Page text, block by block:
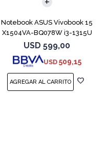
Notebook ASUS Vivobook 15
X1504VA-BQ078W i3-1315U
512GB 8GB
USD 599,00
USD 509,15